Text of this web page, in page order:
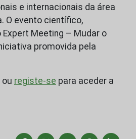
e internacionais da área
O evento científico,
Meeting – Mudar o
promovida pela
ou registe-se para aceder a